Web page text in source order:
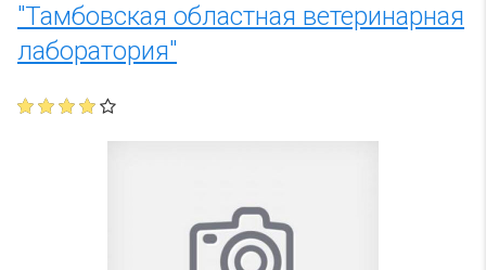
"Тамбовская областная ветеринарная
лаборатория"